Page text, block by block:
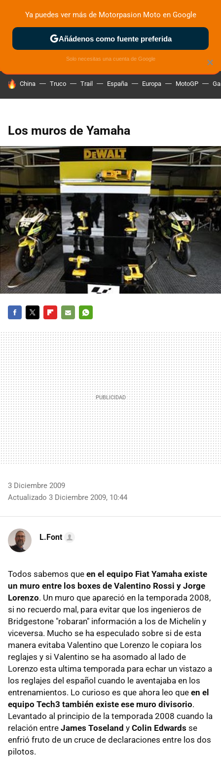
ZONA DE PRUEBAS DEPORTIVAS MOTOS ELÉCTRICAS
HOY SE HABLA DE
China Truco Trail España Europa MotoGP
Los muros de Yamaha
MAIL
3 Diciembre 2009
Actualizado 3 Diciembre 2009, 10:44
L.Font
Todos sabemos que en el equipo Fiat Yamaha existe
un muro entre los boxes de Valentino Rossi y Jorge
Lorenzo. Un muro que apareció en la temporada 2008,
si no recuerdo mal, para evitar que los ingenieros de
Bridgestone "robaran" información a los de Michelín y
viceversa. Mucho se ha especulado sobre si de esta
manera evitaba Valentino que Lorenzo le copiara los
reglajes y si Valentino se ha asomado al lado de
Lorenzo esta ultima temporada para echar un vistazo a
los reglajes del español cuando le aventajaba en los
entrenamientos. Lo curioso es que ahora leo que en el
equipo Tech3 también existe ese muro divisorio.
Levantado al principio de la temporada 2008 cuando la
relación entre James Toseland y Colin Edwards se
enfrió fruto de un cruce de declaraciones entre los dos
pilotos.
×
Ya puedes ver más de Motorpasion Moto en Google
Añádenos como fuente preferida
Solo necesitas una cuenta de Google